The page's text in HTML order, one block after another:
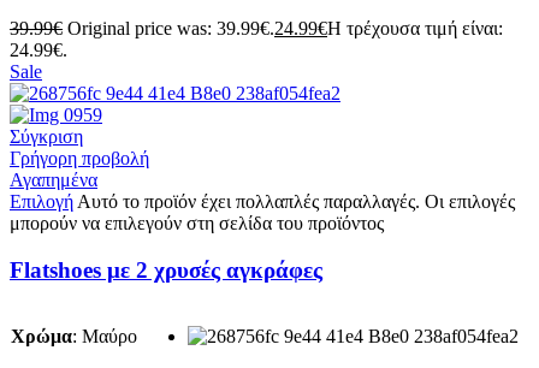
39.99€ Original price was: 39.99€.24.99€Η τρέχουσα τιμή είναι:
24.99€.
Sale
Σύγκριση
Γρήγορη προβολή
Αγαπημένα
Επιλογή Αυτό το προϊόν έχει πολλαπλές παραλλαγές. Οι επιλογές
μπορούν να επιλεγούν στη σελίδα του προϊόντος
Flatshoes με 2 χρυσές αγκράφες
Χρώμα: Μαύρο